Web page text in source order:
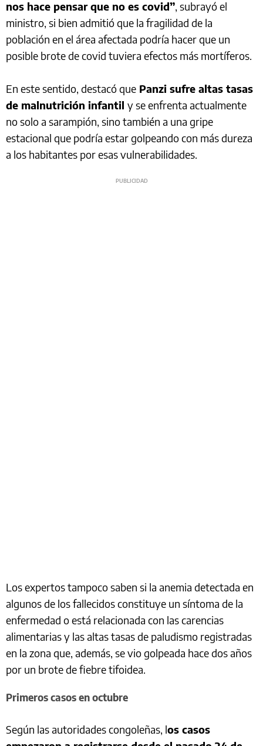
nos hace pensar que no es covid”, subrayó el
ministro, si bien admitió que la fragilidad de la
población en el área afectada podría hacer que un
posible brote de covid tuviera efectos más mortíferos.
En este sentido, destacó que Panzi sufre altas tasas
de malnutrición infantil y se enfrenta actualmente
no solo a sarampión, sino también a una gripe
estacional que podría estar golpeando con más dureza
a los habitantes por esas vulnerabilidades.
Los expertos tampoco saben si la anemia detectada en
algunos de los fallecidos constituye un síntoma de la
enfermedad o está relacionada con las carencias
alimentarias y las altas tasas de paludismo registradas
en la zona que, además, se vio golpeada hace dos años
por un brote de fiebre tifoidea.
Primeros casos en octubre
Según las autoridades congoleñas, los casos